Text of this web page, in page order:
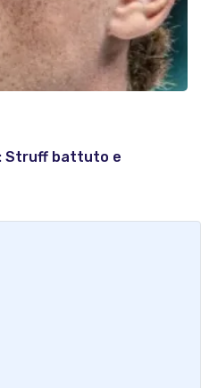
Struff battuto e